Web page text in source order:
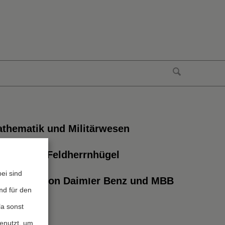
und Militärwesen
digitale Feldherrnhügel
Fusion von Daimler Benz und MBB
sind
für den
sonst
um